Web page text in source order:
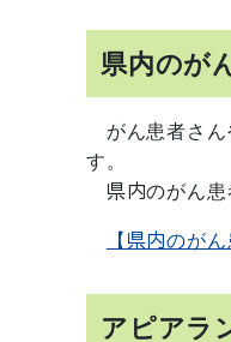
県内のが
がん患者さん
す。
県内のがん患
【県内のが
アピアラ